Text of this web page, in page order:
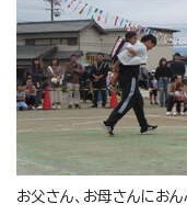
お父さん、お母さんにお